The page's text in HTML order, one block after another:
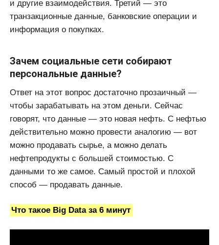
и другие взаимодействия. Третий — это
транзакционные данные, банковские операции и
информация о покупках.
Зачем социальные сети собирают
персональные данные?
Ответ на этот вопрос достаточно прозаичный —
чтобы зарабатывать на этом деньги. Сейчас
говорят, что данные — это новая нефть. С нефтью
действительно можно провести аналогию — вот
можно продавать сырье, а можно делать
нефтепродукты с большей стоимостью. С
данными то же самое. Самый простой и плохой
способ — продавать данные.
Что такое Big Data за 6 минут